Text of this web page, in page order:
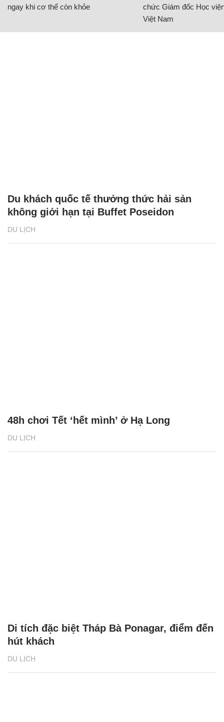
ngay khi cơ thể còn khỏe
chức Giám đốc Học
Việt Nam
DU LỊCH
Du khách quốc tế thưởng thức hải sản
không giới hạn tại Buffet Poseidon
DU LỊCH
48h chơi Tết ‘hết mình’ ở Hạ Long
DU LỊCH
Di tích đặc biệt Tháp Bà Ponagar, điểm đến
hút khách